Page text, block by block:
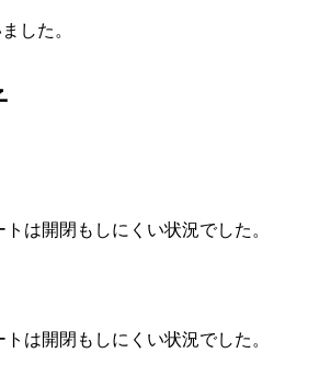
した。
は開閉もしにくい状況でした。
は開閉もしにくい状況でした。